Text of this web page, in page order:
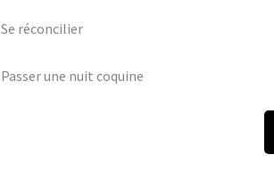
Se réconcilier
Passer une nuit coquine